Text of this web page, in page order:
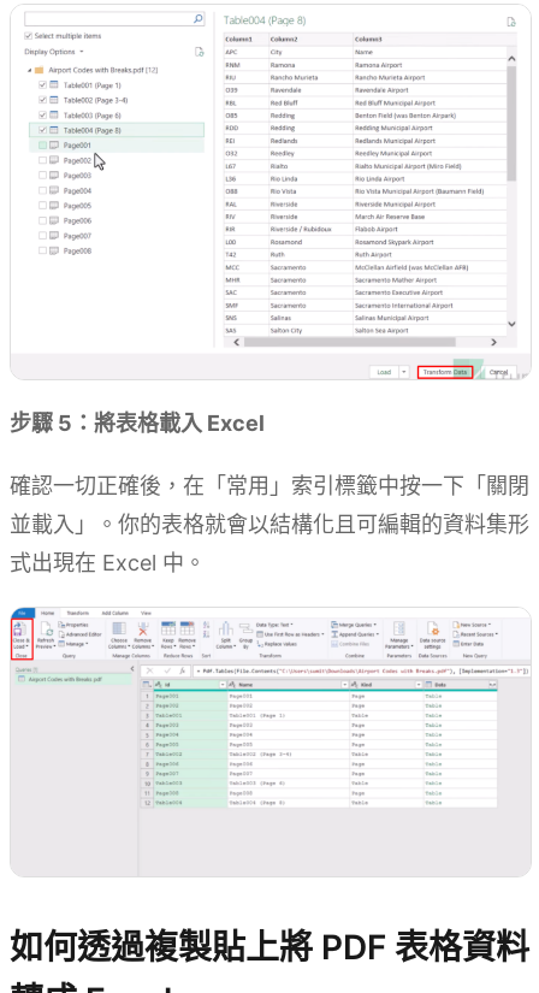
步驟 5：將表格載入 Excel
確認一切正確後，在「常用」索引標籤中按一下「關閉
並載入」。你的表格就會以結構化且可編輯的資料集形
式出現在 Excel 中。
如何透過複製貼上將 PDF 表格資料